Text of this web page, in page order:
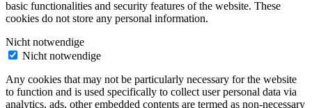
basic functionalities and security features of the website. These
cookies do not store any personal information.
Nicht notwendige
Nicht notwendige
Any cookies that may not be particularly necessary for the website
to function and is used specifically to collect user personal data via
analytics, ads, other embedded contents are termed as non-necessary